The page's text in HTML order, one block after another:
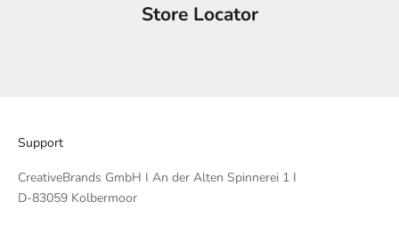
Store Locator
Support
CreativeBrands GmbH I An der Alten Spinnerei 1 I
D-83059 Kolbermoor